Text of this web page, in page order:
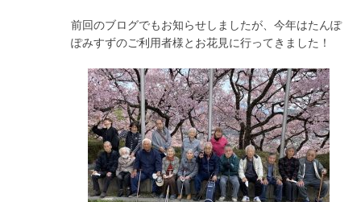
前回のブログでもお知らせしましたが、今年はたんぽ
ぽみすずのご利用者様とお花見に行ってきました！